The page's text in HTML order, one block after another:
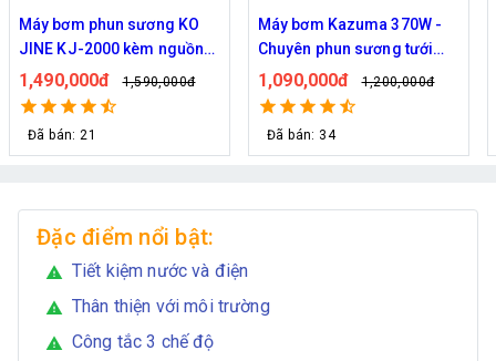
KO
Máy bơm Kazuma 370W -
Chuyên phun sương tưới
cây
1,090,000đ 1,200,000đ
Máy bơm phun sương
Quốc Daehan DH 50 -
từ 30 đến 50 béc phun
1,800,000đ
Đặc điểm nổi bật:
warning Tiết kiệm nước và điện
warning Thân thiện với môi trường
warning Công tắc 3 chế độ